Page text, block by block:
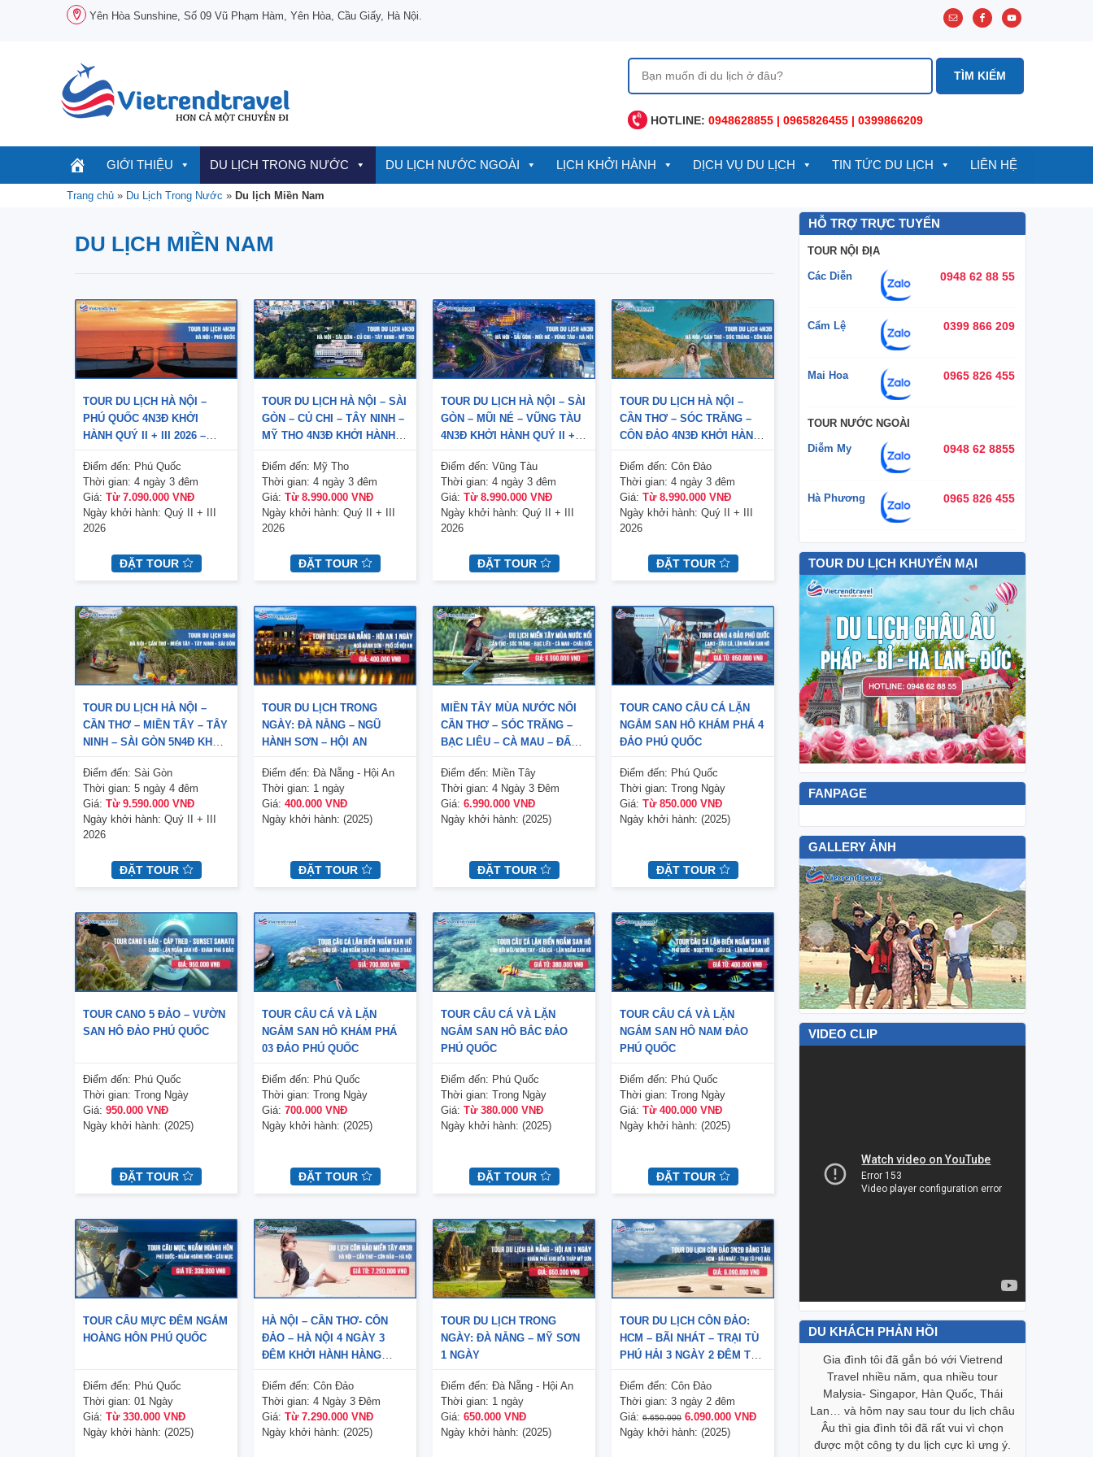
Yên Hòa Sunshine, Số 09 Vũ Phạm Hàm, Yên Hòa, Cầu Giấy, Hà Nội.
Tìm
kiếm
HOTLINE: 0948628855 | 0965826455 | 0399866209
GIỚI THIỆU DU LỊCH TRONG NƯỚC DU LỊCH NƯỚC NGOÀI LỊCH KHỞI HÀNH DỊCH VỤ DU LỊCH TIN TỨC DU LỊCH LIÊN HỆ
Trang chủ » Du Lịch Trong Nước » Du lịch Miền Nam
DU LỊCH MIỀN NAM
TOUR DU LỊCH HÀ NỘI –
PHÚ QUỐC 4N3Đ KHỞI
HÀNH QUÝ II + III 2026 –
Điểm đến: Phú Quốc
Thời gian: 4 ngày 3 đêm
Giá: Từ 7.090.000 VNĐ
Ngày khởi hành: Quý II + III
2026
ĐẶT TOUR
TOUR DU LỊCH HÀ NỘI – SÀI
GÒN – CỦ CHI – TÂY NINH –
MỸ THO 4N3Đ KHỞI HÀNH
Điểm đến: Mỹ Tho
Thời gian: 4 ngày 3 đêm
Giá: Từ 8.990.000 VNĐ
Ngày khởi hành: Quý II + III
2026
ĐẶT TOUR
TOUR DU LỊCH HÀ NỘI – SÀI
GÒN – MŨI NÉ – VŨNG TÀU
4N3Đ KHỞI HÀNH QUÝ II +
Điểm đến: Vũng Tàu
Thời gian: 4 ngày 3 đêm
Giá: Từ 8.990.000 VNĐ
Ngày khởi hành: Quý II + III
2026
ĐẶT TOUR
TOUR DU LỊCH HÀ NỘI –
CẦN THƠ – SÓC TRĂNG –
CÔN ĐẢO 4N3Đ KHỞI HÀNH
Điểm đến: Côn Đảo
Thời gian: 4 ngày 3 đêm
Giá: Từ 8.990.000 VNĐ
Ngày khởi hành: Quý II + III
2026
ĐẶT TOUR
TOUR DU LỊCH HÀ NỘI –
CẦN THƠ – MIỀN TÂY – TÂY
NINH – SÀI GÒN 5N4Đ KHỞI
BAY VNA
Điểm đến: Sài Gòn
Thời gian: 5 ngày 4 đêm
Giá: Từ 9.590.000 VNĐ
Ngày khởi hành: Quý II + III
2026
ĐẶT TOUR
TOUR DU LỊCH TRONG
NGÀY: ĐÀ NẴNG – NGŨ
HÀNH SƠN – HỘI AN
Điểm đến: Đà Nẵng - Hội An
Thời gian: 1 ngày
Giá: 400.000 VNĐ
Ngày khởi hành: (2025)
ĐẶT TOUR
MIỀN TÂY MÙA NƯỚC NỔI
CẦN THƠ – SÓC TRĂNG –
BẠC LIÊU – CÀ MAU – ĐẤT
Điểm đến: Miền Tây
Thời gian: 4 Ngày 3 Đêm
Giá: 6.990.000 VNĐ
Ngày khởi hành: (2025)
ĐẶT TOUR
TOUR CANO CÂU CÁ LẶN
NGẮM SAN HÔ KHÁM PHÁ 4
ĐẢO PHÚ QUỐC
Điểm đến: Phú Quốc
Thời gian: Trong Ngày
Giá: Từ 850.000 VNĐ
Ngày khởi hành: (2025)
ĐẶT TOUR
TOUR CANO 5 ĐẢO – VƯỜN
SAN HÔ ĐẢO PHÚ QUỐC
Điểm đến: Phú Quốc
Thời gian: Trong Ngày
Giá: 950.000 VNĐ
Ngày khởi hành: (2025)
ĐẶT TOUR
TOUR CÂU CÁ VÀ LẶN
NGẮM SAN HÔ KHÁM PHÁ
03 ĐẢO PHÚ QUỐC
Điểm đến: Phú Quốc
Thời gian: Trong Ngày
Giá: 700.000 VNĐ
Ngày khởi hành: (2025)
ĐẶT TOUR
TOUR CÂU CÁ VÀ LẶN
NGẮM SAN HÔ BẮC ĐẢO
PHÚ QUỐC
Điểm đến: Phú Quốc
Thời gian: Trong Ngày
Giá: Từ 380.000 VNĐ
Ngày khởi hành: (2025)
ĐẶT TOUR
TOUR CÂU CÁ VÀ LẶN
NGẮM SAN HÔ NAM ĐẢO
PHÚ QUỐC
Điểm đến: Phú Quốc
Thời gian: Trong Ngày
Giá: Từ 400.000 VNĐ
Ngày khởi hành: (2025)
ĐẶT TOUR
TOUR CÂU MỰC ĐÊM NGẮM
HOÀNG HÔN PHÚ QUỐC
Điểm đến: Phú Quốc
Thời gian: 01 Ngày
Giá: Từ 330.000 VNĐ
Ngày khởi hành: (2025)
HÀ NỘI – CẦN THƠ- CÔN
ĐẢO – HÀ NỘI 4 NGÀY 3
ĐÊM KHỞI HÀNH HÀNG
Điểm đến: Côn Đảo
Thời gian: 4 Ngày 3 Đêm
Giá: Từ 7.290.000 VNĐ
Ngày khởi hành: (2025)
TOUR DU LỊCH TRONG
NGÀY: ĐÀ NẴNG – MỸ SƠN
1 NGÀY
Điểm đến: Đà Nẵng - Hội An
Thời gian: 1 ngày
Giá: 650.000 VNĐ
Ngày khởi hành: (2025)
TOUR DU LỊCH CÔN ĐẢO:
HCM – BÃI NHÁT – TRẠI TÙ
PHÚ HẢI 3 NGÀY 2 ĐÊM TỪ
Điểm đến: Côn Đảo
Thời gian: 3 ngày 2 đêm
Giá: 6.650.000 6.090.000 VNĐ
Ngày khởi hành: (2025)
HỖ TRỢ TRỰC TUYẾN
TOUR NỘI ĐỊA
Các Diễn 0948 62 88 55
Cẩm Lệ 0399 866 209
Mai Hoa 0965 826 455
TOUR NƯỚC NGOÀI
Diễm My 0948 62 8855
Hà Phương 0965 826 455
TOUR DU LỊCH KHUYẾN MẠI
FANPAGE
GALLERY ẢNH
VIDEO CLIP
DU KHÁCH PHẢN HỒI
Một cơ duyên nào đó với Vietrend Travel
viên đặt vé máy bay, đặt phòng khách
sạn dịch vụ của Vietrend Travel. Chất
lượng dịch vụ rất tốt, tôi thường xuyển
Cám ơn BGĐ của công ty Vietrend
rất hài lòng và chất lượng tốt. Cám ơn
HDV Hoàng Trang đã rất tận tụy với mọi
người. Chị chăm sóc mọi người trong
Gia đình tôi đã gắn bó với Vietrend
Travel nhiều năm, qua nhiều tour
Malysia- Singapor, Hàn Quốc, Thái
Lan… và hôm nay sau tour du lịch châu
Âu thì gia đình tôi đã rất vui vì chọn
được một công ty du lịch cực kì ưng ‎ý.